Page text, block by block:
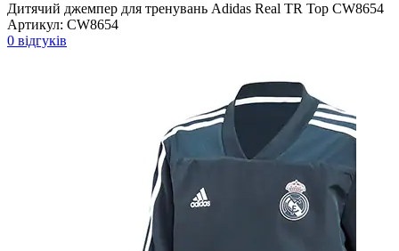
Дитячий джемпер для тренувань Adidas Real TR Top CW8654
Артикул: CW8654
0 відгуків